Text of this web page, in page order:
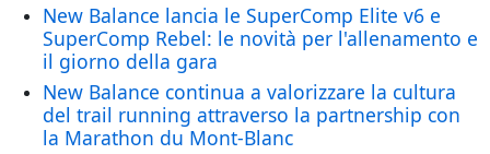
New Balance lancia le SuperComp Elite v6 e
SuperComp Rebel: le novità per l'allenamento e
il giorno della gara
New Balance continua a valorizzare la cultura
del trail running attraverso la partnership con
la Marathon du Mont-Blanc